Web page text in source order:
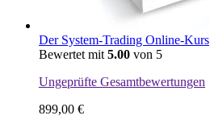
Der System-Trading Online-Kurs
Bewertet mit 5.00 von 5
Ungeprüfte Gesamtbewertungen
899,00 €